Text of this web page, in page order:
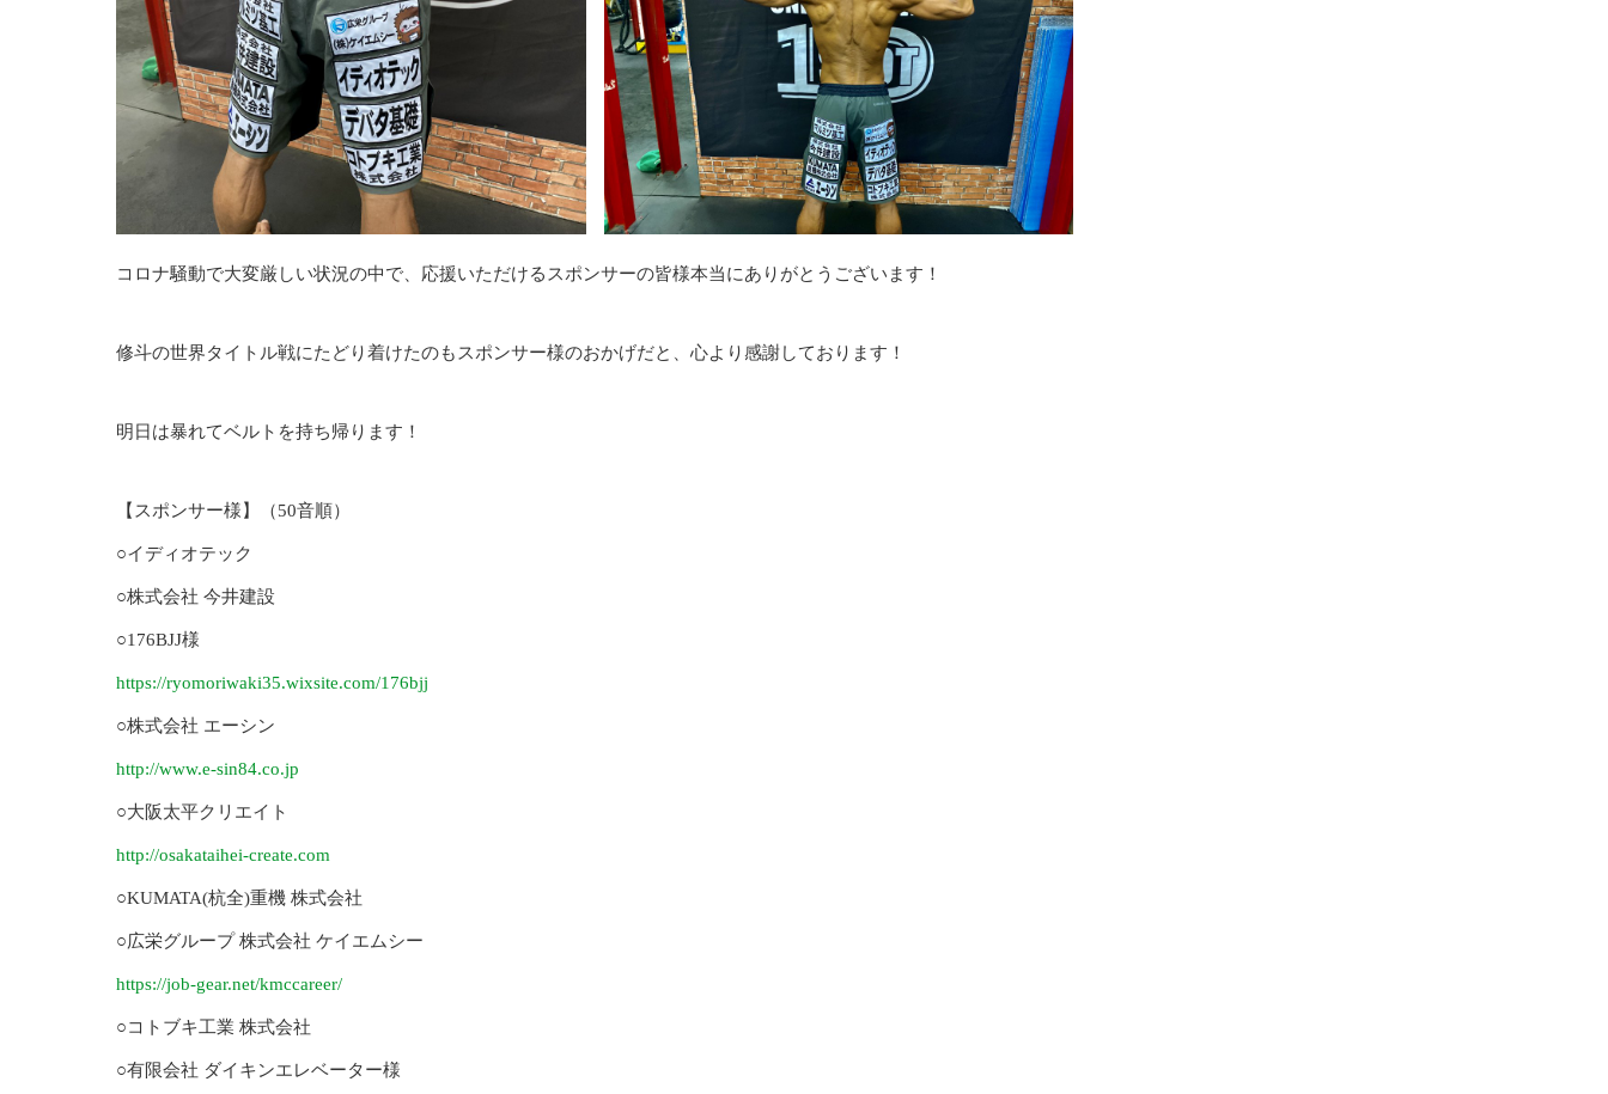
コロナ騒動で大変厳しい状況の中で、応援いただけるスポンサーの皆様本当にありがとうございます！
修斗の世界タイトル戦にたどり着けたのもスポンサー様のおかげだと、心より感謝しております！
明日は暴れてベルトを持ち帰ります！
【スポンサー様】（50音順）
○イディオテック
○株式会社 今井建設
○176BJJ様
https://ryomoriwaki35.wixsite.com/176bjj
○株式会社 エーシン
http://www.e-sin84.co.jp
○大阪太平クリエイト
http://osakataihei-create.com
○KUMATA(杭全)重機 株式会社
○広栄グループ 株式会社 ケイエムシー
https://job-gear.net/kmccareer/
○コトブキ工業 株式会社
○有限会社 ダイキンエレベーター様